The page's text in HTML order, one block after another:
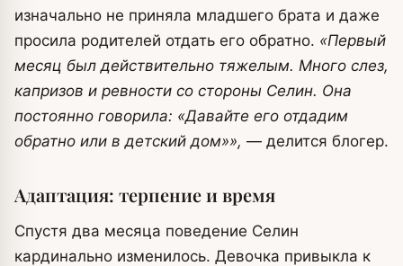
изначально не приняла младшего брата и даже
просила родителей отдать его обратно. «Первый
месяц был действительно тяжелым. Много слез,
капризов и ревности со стороны Селин. Она
постоянно говорила: «Давайте его отдадим
обратно или в детский дом»», — делится блогер.
Адаптация: терпение и время
Спустя два месяца поведение Селин
кардинально изменилось. Девочка привыкла к